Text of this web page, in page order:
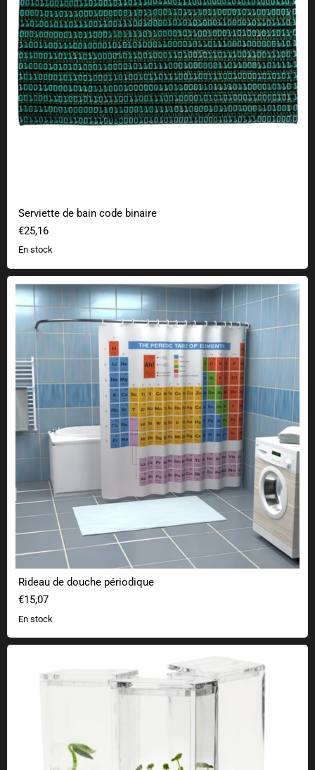
Serviette de bain code binaire
€25,16
En stock
Rideau de douche périodique
Rideau de douche périodique
€15,07
En stock